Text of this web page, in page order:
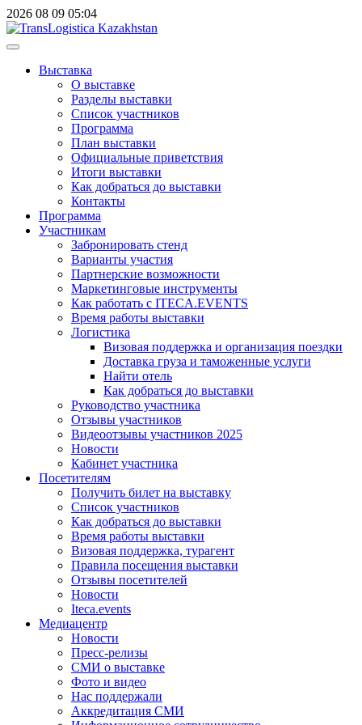
2026 08 09 05:04
Выставка
О выставке
Разделы выставки
Список участников
Программа
План выставки
Официальные приветствия
Итоги выставки
Как добраться до выставки
Контакты
Программа
Участникам
Забронировать стенд
Варианты участия
Партнерские возможности
Маркетинговые инструменты
Как работать с ITECA.EVENTS
Время работы выставки
Логистика
Визовая поддержка и организация поездки
Доставка груза и таможенные услуги
Найти отель
Как добраться до выставки
Руководство участника
Отзывы участников
Видеоотзывы участников 2025
Новости
Кабинет участника
Посетителям
Получить билет на выставку
Список участников
Как добраться до выставки
Время работы выставки
Визовая поддержка, турагент
Правила посещения выставки
Отзывы посетителей
Новости
Iteca.events
Медиацентр
Новости
Пресс-релизы
СМИ о выставке
Фото и видео
Нас поддержали
Аккредитация СМИ